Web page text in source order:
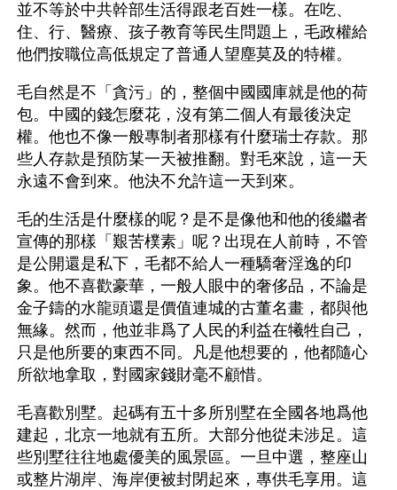
並不等於中共幹部生活得跟老百姓一樣。在吃、
住、行、醫療、孩子教育等民生問題上，毛政權給
他們按職位高低規定了普通人望塵莫及的特權。
毛自然是不「貪污」的，整個中國國庫就是他的荷
包。中國的錢怎麼花，沒有第二個人有最後決定
權。他也不像一般專制者那樣有什麼瑞士存款。那
些人存款是預防某一天被推翻。對毛來說，這一天
永遠不會到來。他決不允許這一天到來。
毛的生活是什麼樣的呢？是不是像他和他的後繼者
宣傳的那樣「艱苦樸素」呢？出現在人前時，不管
是公開還是私下，毛都不給人一種驕奢淫逸的印
象。他不喜歡豪華，一般人眼中的奢侈品，不論是
金子鑄的水龍頭還是價值連城的古董名畫，都與他
無緣。然而，他並非爲了人民的利益在犧牲自己，
只是他所要的東西不同。凡是他想要的，他都隨心
所欲地拿取，對國家錢財毫不顧惜。
毛喜歡別墅。起碼有五十多所別墅在全國各地爲他
建起，北京一地就有五所。大部分他從未涉足。這
些別墅往往地處優美的風景區。一旦中選，整座山
或整片湖岸、海岸便被封閉起來，專供毛享用。這